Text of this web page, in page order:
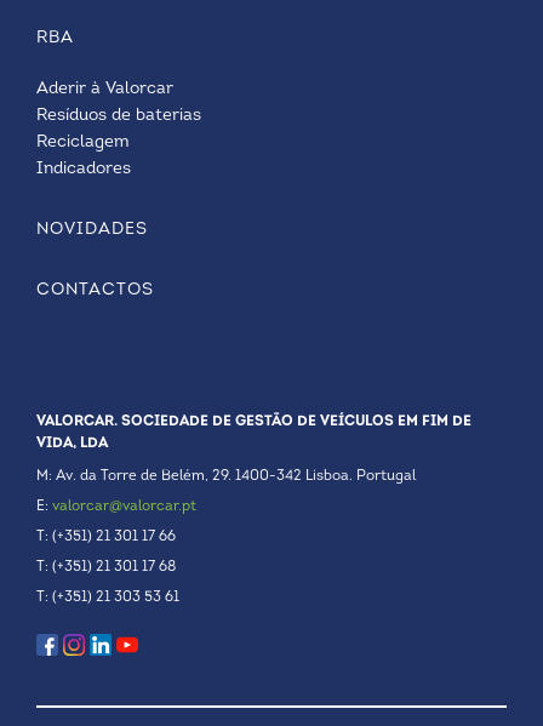
RBA
Aderir à Valorcar
Resíduos de baterias
Reciclagem
Indicadores
NOVIDADES
CONTACTOS
VALORCAR. SOCIEDADE DE GESTÃO DE VEÍCULOS EM FIM DE
VIDA, LDA
M: Av. da Torre de Belém, 29. 1400-342 Lisboa. Portugal
E: valorcar@valorcar.pt
T: (+351) 21 301 17 66
T: (+351) 21 301 17 68
T: (+351) 21 303 53 61